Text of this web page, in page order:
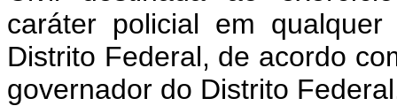
caráter policial em
Distrito Federal, de acordo
governador do Distrito